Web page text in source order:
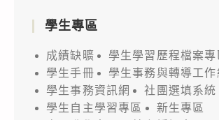
學生專區
成績缺曠
學生學習歷程檔案專
學生手冊
學生事務與轉導工作
學生事務資訊網
社團選填系統
學生自主學習專區
新生專區